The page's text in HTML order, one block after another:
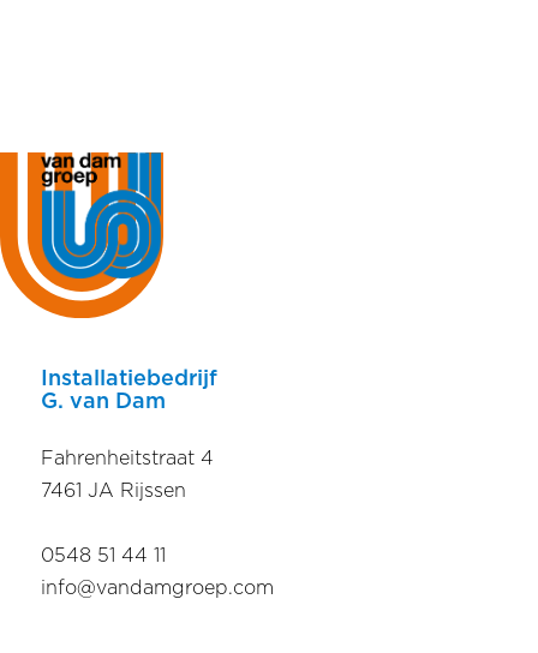
Installatiebedrijf
G. van Dam
Fahrenheitstraat 4
7461 JA Rijssen
0548 51 44 11
info@vandamgroep.com